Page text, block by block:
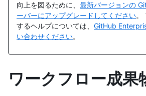
向上を図るために、 最新バージョンの
ーバーにアップグレードしてください。
するヘルプについては、 GitHub
い合わせください。
ワークフロー成果